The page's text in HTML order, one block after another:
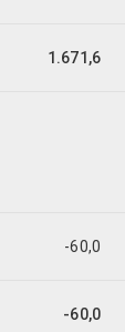
1.671,6
-60,0
-60,0